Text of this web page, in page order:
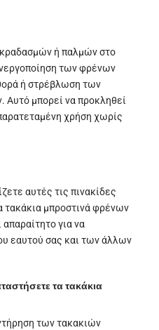
ή παλμών στο
των φρένων
ή στρέβλωση των
μπορεί να προκληθεί
χρήση χωρίς
αυτές τις πινακίδες
τακάκια μπροστινά φρένων
απαραίτητο για να
εαυτού σας και των άλλων
τα τακάκια
των τακακιών